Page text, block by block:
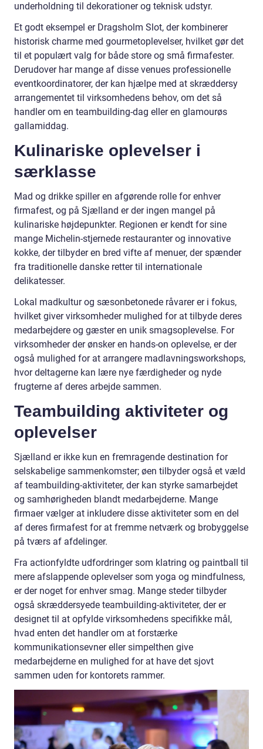
underholdning til dekorationer og teknisk udstyr.
Et godt eksempel er Dragsholm Slot, der kombinerer
historisk charme med gourmetoplevelser, hvilket gør det
til et populært valg for både store og små firmafester.
Derudover har mange af disse venues professionelle
eventkoordinatorer, der kan hjælpe med at skræddersy
arrangementet til virksomhedens behov, om det så
handler om en teambuilding-dag eller en glamourøs
gallamiddag.
Kulinariske oplevelser i
særklasse
Mad og drikke spiller en afgørende rolle for enhver
firmafest, og på Sjælland er der ingen mangel på
kulinariske højdepunkter. Regionen er kendt for sine
mange Michelin-stjernede restauranter og innovative
kokke, der tilbyder en bred vifte af menuer, der spænder
fra traditionelle danske retter til internationale
delikatesser.
Lokal madkultur og sæsonbetonede råvarer er i fokus,
hvilket giver virksomheder mulighed for at tilbyde deres
medarbejdere og gæster en unik smagsoplevelse. For
virksomheder der ønsker en hands-on oplevelse, er der
også mulighed for at arrangere madlavningsworkshops,
hvor deltagerne kan lære nye færdigheder og nyde
frugterne af deres arbejde sammen.
Teambuilding aktiviteter og
oplevelser
Sjælland er ikke kun en fremragende destination for
selskabelige sammenkomster; øen tilbyder også et væld
af teambuilding-aktiviteter, der kan styrke samarbejdet
og samhørigheden blandt medarbejderne. Mange
firmaer vælger at inkludere disse aktiviteter som en del
af deres firmafest for at fremme netværk og brobyggelse
på tværs af afdelinger.
Fra actionfyldte udfordringer som klatring og paintball til
mere afslappende oplevelser som yoga og mindfulness,
er der noget for enhver smag. Mange steder tilbyder
også skræddersyede teambuilding-aktiviteter, der er
designet til at opfylde virksomhedens specifikke mål,
hvad enten det handler om at forstærke
kommunikationsevner eller simpelthen give
medarbejderne en mulighed for at have det sjovt
sammen uden for kontorets rammer.